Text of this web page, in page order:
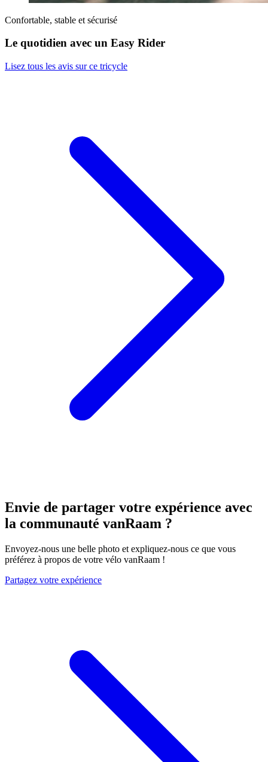
Confortable, stable et sécurisé
Le quotidien avec un Easy Rider
Lisez tous les avis sur ce tricycle
Envie de partager votre expérience avec
la communauté vanRaam ?
Envoyez-nous une belle photo et expliquez-nous ce que vous
préférez à propos de votre vélo vanRaam !
Partagez votre expérience